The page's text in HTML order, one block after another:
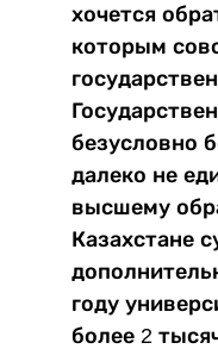
хочется
которым
безусловно
далеко не
высшему
Казахстане
году
более 2